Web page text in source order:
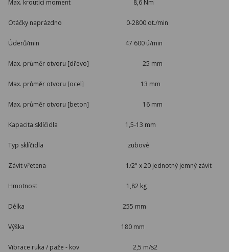
Max. kroutící moment 8,6 Nm
Otáčky naprázdno 0-2800 ot./min
Úderů/min 47 600 ú/min
Max. průměr otvoru [dřevo] 25 mm
Max. průměr otvoru [ocel] 13 mm
Max. průměr otvoru [beton] 16 mm
Kapacita sklíčidla 1,5-13 mm
Typ sklíčidla zubové
Závit vřetena 1/2" x 20 jednotný jemný závit
Hmotnost 1,82 kg
Délka 255 mm
Výška 180 mm
Vibrace ruka / paže - kov 2,5 m/s2